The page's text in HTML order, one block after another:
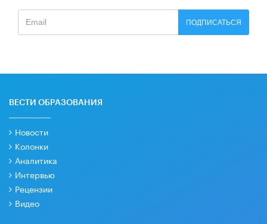
ПОДПИСАТЬСЯ
ВЕСТИ ОБРАЗОВАНИЯ
Новости
Колонки
Аналитика
Интервью
Рецензии
Видео